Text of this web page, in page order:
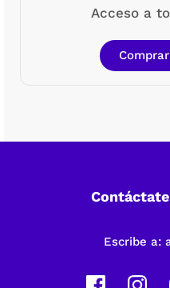
Acceso a
Escribe a: